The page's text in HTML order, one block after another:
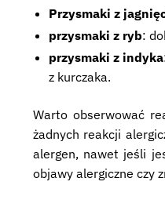
Przysmaki z
przysmaki z ryb:
przysmaki z indyka
z kurczaka.
Warto obserwować
żadnych reakcji
alergen, nawet jeśli
objawy alergiczne czy